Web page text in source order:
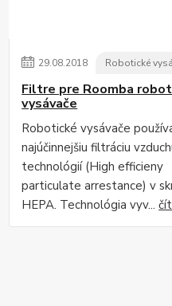
29.08.2018 Robotické
Filtre pre Roomba
vysávače
Robotické vysávače
najúčinnejšiu filtráciu
technológií (High efficieny
particulate arrestance) v
HEPA. Technológia vyv...